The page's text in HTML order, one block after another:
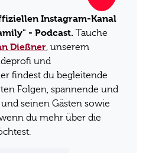
Instagram-Kanal
- Podcast. Tauche
Dießner, unserem
und
findest du begleitende
Folgen, spannende und
seinen Gästen sowie
du mehr über die